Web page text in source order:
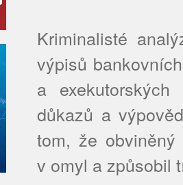
Kriminalisté
výpisů
a
důkazů a
tom, že
v omyl a způsobil